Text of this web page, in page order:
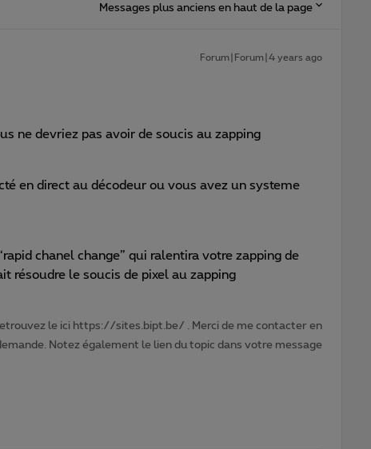
Messages plus anciens en haut de la page
Forum|Forum|4 years ago
ne devriez pas avoir de soucis au zapping
en direct au décodeur ou vous avez un systeme
chanel change” qui ralentira votre zapping de
résoudre le soucis de pixel au zapping
le ici https://sites.bipt.be/ . Merci de me contacter en
Notez également le lien du topic dans votre message